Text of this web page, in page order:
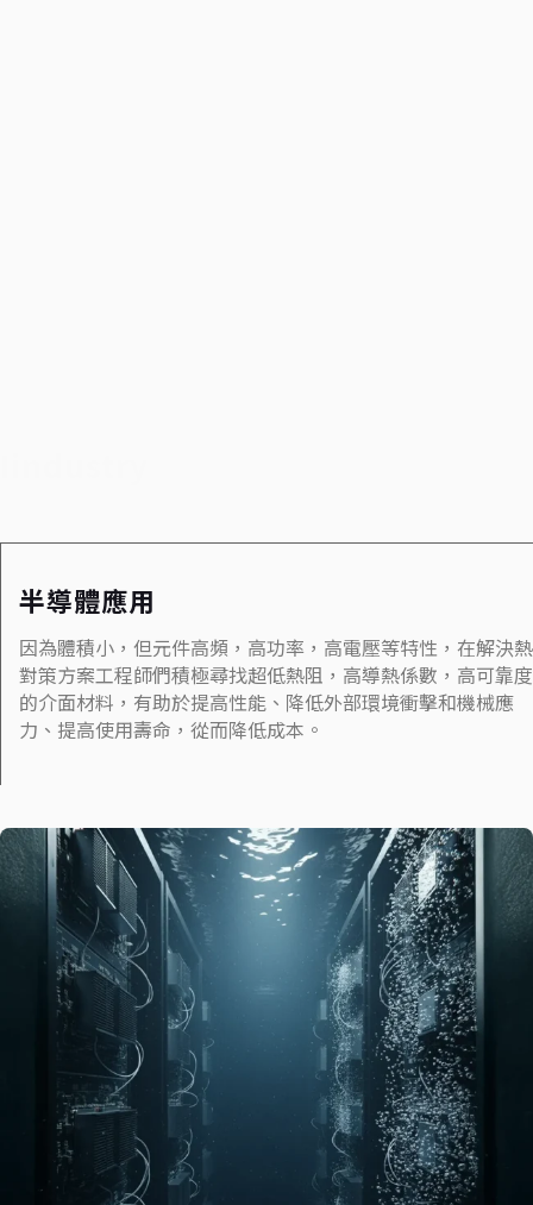
半導體應用
因為體積小，但元件高頻，高功率，高電壓等特性，在解決熱
對策方案工程師們積極尋找超低熱阻，高導熱係數，高可靠度
的介面材料，有助於提高性能、降低外部環境衝擊和機械應
力、提高使用壽命，從而降低成本。